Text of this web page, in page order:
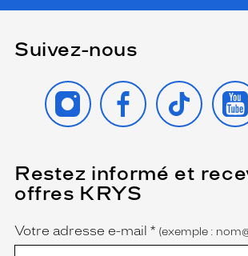
Suivez-nous
INSTAGRAMFACEBOOK
TIKTOK
Restez informé et
offres KRYS
Name
Votre adresse e-mail *
(Ce
champ
est
(exemple :